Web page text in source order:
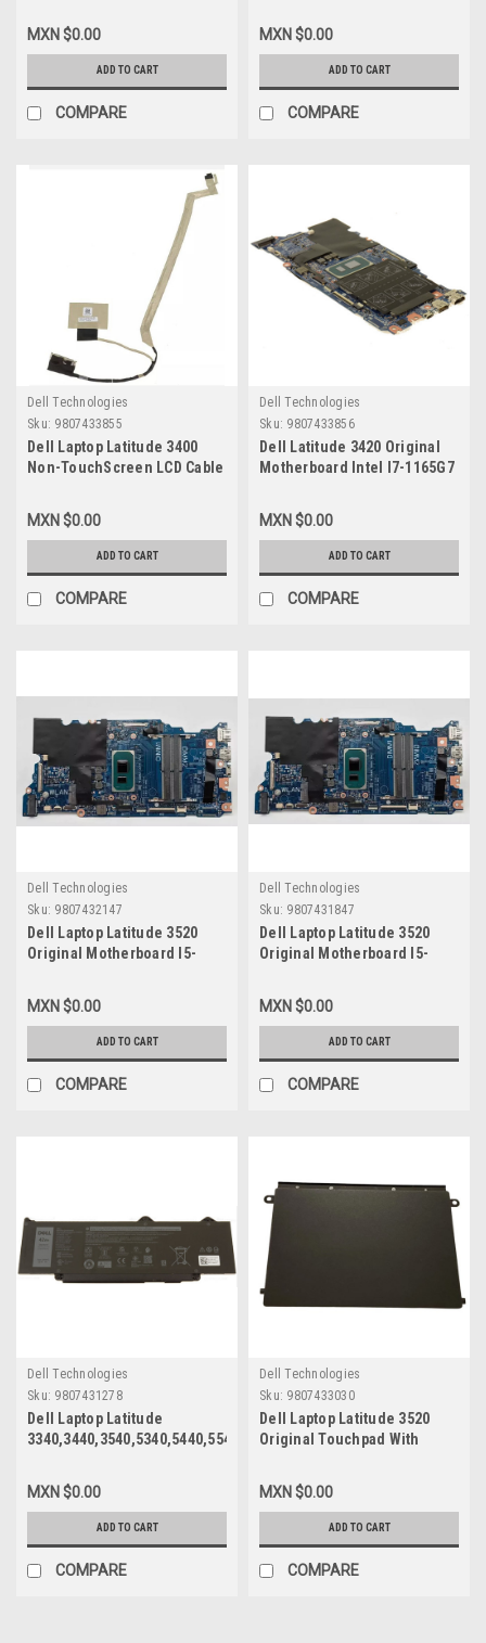
Without Shutter Privacy
Camera (No WLAN Antennas)
/ Cubierta De LCD Trasera
Con Bisagras Y Bezel Sin
Compuerta De Privacidad
(Sin Cables De Antena) New
MXN $0.00
ADD TO CART
COMPARE
Derecha New Dell XKPKG,
683ND
MXN $0.00
ADD TO CART
COMPARE
Dell Technologies
Sku: 9807433855
Dell Laptop Latitude 3400
Non-TouchScreen LCD Cable
Tactil New Dell FV8CF
MXN $0.00
ADD TO CART
COMPARE
Dell Technologies
Sku: 9807433856
Dell Latitude 3420 Original
Motherboard Intel I7-1165G7
CPU/Tarjeta Madre Dell
VKWK9
MXN $0.00
ADD TO CART
COMPARE
Dell Technologies
Sku: 9807432147
Dell Laptop Latitude 3520
Original Motherboard I5-
4.2Ghz Quad Core Graphic
UMA/Tarjeta Madre New Dell
KMD3M,R31RD,DCTNT,764P9,3VVMC
MXN $0.00
ADD TO CART
COMPARE
Dell Technologies
Sku: 9807431847
Dell Laptop Latitude 3520
Original Motherboard I5-
4.2Ghz Quad Core Graphic
UMA/Tarjeta Madre
Refurbished Dell
MXN $0.00
ADD TO CART
COMPARE
Dell Technologies
Sku: 9807431278
Dell Laptop Latitude
3340,3440,3540,5340,5440,5540
Battery 3-Cell 42WH 11.4V
Type-GRWKG/Bateria
Original New Dell
02HHX,6CVCT,HM1H5,V7TFX,NKXK7,451-
BDBQ,451-
BDGY,5CHPK,JHH2C
MXN $0.00
ADD TO CART
COMPARE
Dell Technologies
Sku: 9807433030
Dell Laptop Latitude 3520
Original Touchpad With
Flex New Dell
CRXDJ,K6RPN,1JY0D,GGM3H
MXN $0.00
ADD TO CART
COMPARE